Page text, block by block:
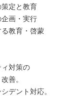
策定と教育
企画・実行
る教育・啓蒙
対策の
善。
デント対応。